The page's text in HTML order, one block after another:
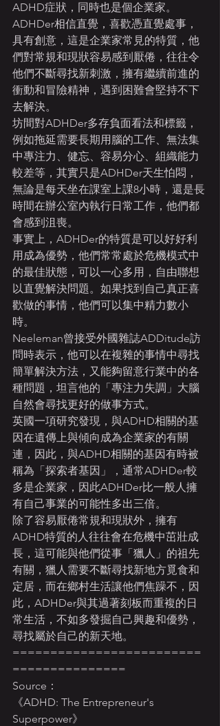
ADHD症狀，同時也是個企業家。
ADHDer相信直覺，喜歡憑直覺處事，
具有創意，這是企業家常見的特質，他
們對常規和現狀容易感到厭倦，往往令
他們不斷尋找新刺激，擁有繼續前進的
衝動和冒險精神，遇到困難會堅持不下
去解決。
坊間對ADHDer多存負面看法和標籤，
例如拖延需要長期用腦的工作、無法集
中專注力、健忘、容易分心、組織能力
較差等，其實只是ADHDer天生怕悶，
無論是每天坐在課室上課8小時，還是長
時間在辦公室內執行日常工作，他們都
會感到沮喪。
事實上，ADHDer的特質是可以好好利
用成為優勢，他們常常處於危機模式中
的最佳狀態，可以一心多用，自由聯想
以直覺解決問題。如果找到自己真正喜
歡做的事情，他們可以集中精力數小
時。
Neeleman曾接受外國雜誌ADDitude訪
問時表示，他可以在複雜的事情中尋找
簡單解決方法，又能夠留意行業中的各
種問題，坦言他的「專注力失調」大腦
自然會尋找更好的做事方式。
英國一項研究發現，與ADHD相關的基
因在遺傳上與傾向成為企業家的有關
連，因此，與ADHD相關的基因有時被
稱為「探索者基因」，通常ADHDer較
多是企業家，因此ADHDer比一般人擁
有自己事業的可能性多出三倍。
除了容易厭倦常規和現狀外，擁有
ADHD特質的人往往會在危機中茁壯成
長，這可能與他們從事「獵人」的祖先
有關，獵人需要不斷尋找新地方覓食和
定居，而在鄉村生活讓他們焦躁不，因
此，ADHDer與其過著刻板而重複的日
常生活，不如多發掘自己興趣和優勢，
尋找屬於自己的新天地。
=========================
===============
Source：
《ADHD: The Entrepreneur's
Superpower》